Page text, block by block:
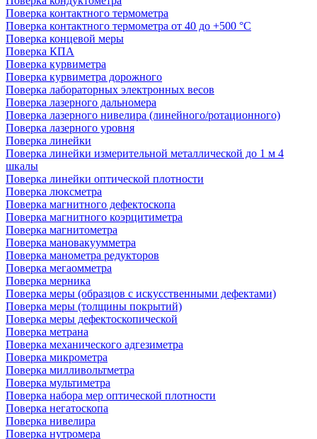
Поверка контактного термометра
Поверка контактного термометра от 40 до +500 °С
Поверка концевой меры
Поверка КПА
Поверка курвиметра
Поверка курвиметра дорожного
Поверка лабораторных электронных весов
Поверка лазерного дальномера
Поверка лазерного нивелира (линейного/ротационного)
Поверка лазерного уровня
Поверка линейки
Поверка линейки измерительной металлической до 1 м 4
шкалы
Поверка линейки оптической плотности
Поверка люксметра
Поверка магнитного дефектоскопа
Поверка магнитного коэрцитиметра
Поверка магнитометра
Поверка мановакуумметра
Поверка манометра редукторов
Поверка мегаомметра
Поверка мерника
Поверка меры (образцов с искусственными дефектами)
Поверка меры (толщины покрытий)
Поверка меры дефектоскопической
Поверка метрана
Поверка механического адгезиметра
Поверка микрометра
Поверка милливольтметра
Поверка мультиметра
Поверка набора мер оптической плотности
Поверка негатоскопа
Поверка нивелира
Поверка нутромера